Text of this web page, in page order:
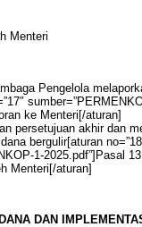
Menteri
Pengelola
ke Menteri[/aturan]
persetujuan akhir dan
bergulir[aturan
1-2025.pdf”]Pasal
Menteri[/aturan]
DAN